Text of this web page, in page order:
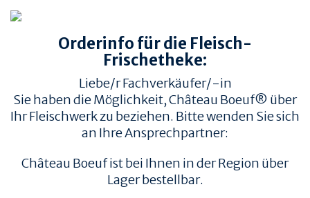
Orderinfo für die Fleisch-
Frischetheke:
Liebe/r Fachverkäufer/-in
Sie haben die Möglichkeit, Château Boeuf® über
Ihr Fleischwerk zu beziehen. Bitte wenden Sie sich
an Ihre Ansprechpartner:
Château Boeuf ist bei Ihnen in der Region über
Lager bestellbar.
TIERWOHL &
HERKUNFT & HALTUNG
RINDERRASSEN
ZERTIFIZIERUNGEN
QUALITÄT &
RÜCKVERFOLGBARKEIT
ZUSCHNITTE
REZEPTE
REZEPTE
EMPFOHLENE SEITEN
INFORMATION